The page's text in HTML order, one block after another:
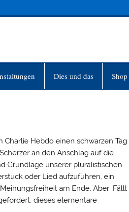
Dies und das Shop
Charlie Hebdo einen schwarzen Tag
an den Anschlag auf die
Grundlage unserer pluralistischen
oder Lied aufzuführen, ein
am Ende. Aber: Fällt
dieses elementare